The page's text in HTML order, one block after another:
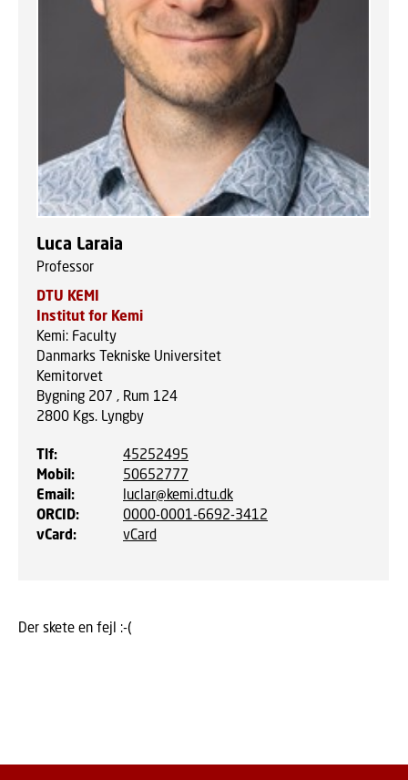
Luca Laraia
Professor
DTU KEMI
Institut for Kemi
Kemi: Faculty
Danmarks Tekniske Universitet
Kemitorvet
Bygning 207 , Rum 124
2800 Kgs. Lyngby
Tlf:
45252495
Mobil:
50652777
Email:
luclar@kemi.dtu.dk
ORCID:
0000-0001-6692-3412
vCard: vCard
Der skete en fejl :-(